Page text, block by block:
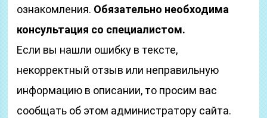
ознакомления. Обязательно необходима
консультация со специалистом.
Если вы нашли ошибку в тексте,
некорректный отзыв или неправильную
информацию в описании, то просим вас
сообщать об этом администратору сайта.